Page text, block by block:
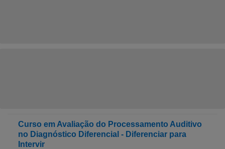
Curso em Avaliação do Processamento Auditivo
no Diagnóstico Diferencial - Diferenciar para
Intervir